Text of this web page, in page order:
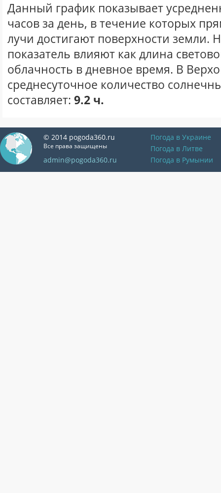
Данный график показывает
часов за день, в течение которых
лучи достигают поверхности земли.
показатель влияют как длина
облачность в дневное время. В
среднесуточное количество
составляет: 9.2 ч.
© 2014 pogoda360.ru
Все права защищены
admin@pogoda360.ru
Погода в Украине
Погода в Литве
Погода в Румынии